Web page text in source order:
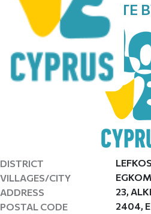
RESIDENCE & STATE
DISTRICT
VILLAGES/CITY
ADDRESS
23,
POSTAL CODE
2404,